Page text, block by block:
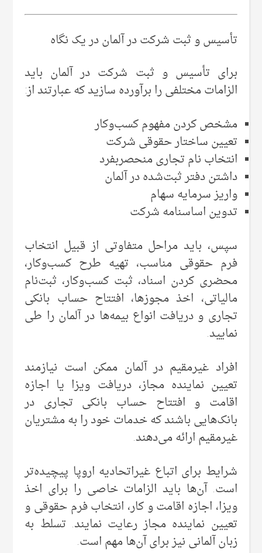
تأسیس و ثبت شرکت در آلمان در یک نگاه
برای تأسیس و ثبت شرکت در آلمان باید
الزامات مختلفی را برآورده سازید که عبارتند از:
مشخص کردن مفهوم کسب‌وکار
تعیین ساختار حقوقی شرکت
انتخاب نام تجاری منحصربفرد
داشتن دفتر ثبت‌شده در آلمان
واریز سرمایه سهام
تدوین اساسنامه شرکت
سپس، باید مراحل متفاوتی از قبیل انتخاب
فرم حقوقی مناسب، تهیه طرح کسب‌وکار،
محضری کردن اسناد، ثبت کسب‌وکار، ثبت‌نام
مالیاتی، اخذ مجوزها، افتتاح حساب بانکی
تجاری و دریافت انواع بیمه‌ها در آلمان را طی
نمایید.
افراد غیرمقیم در آلمان ممکن است نیازمند
تعیین نماینده مجاز، دریافت ویزا یا اجازه
اقامت و افتتاح حساب بانکی تجاری در
بانک‌هایی باشند که خدمات خود را به مشتریان
غیرمقیم ارائه می‌دهند.
شرایط برای اتباع غیراتحادیه اروپا پیچیده‌تر
است. آن‌ها باید الزامات خاصی را برای اخذ
ویزا، اجازه اقامت و کار، انتخاب فرم حقوقی و
تعیین نماینده مجاز رعایت نمایند. تسلط به
زبان آلمانی نیز برای آن‌ها مهم است.